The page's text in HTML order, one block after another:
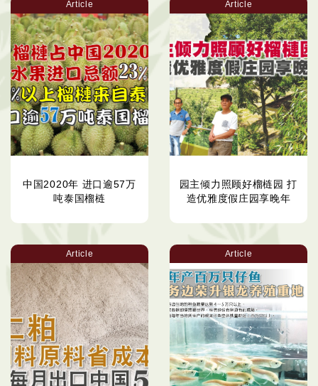
Article
中国2020年 进口逾57万
吨泰国榴梿
Article
园主倾力照顾好榴梿园 打
造优雅度假庄园享晚年
Article Article